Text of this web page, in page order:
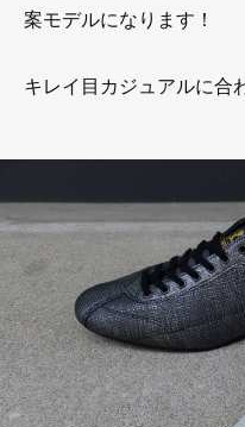
案モデルになります！
キレイ目カジュアルに合